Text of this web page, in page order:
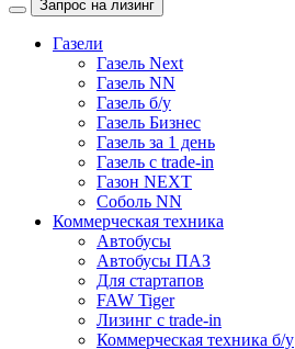
Запрос на лизинг
Газели
Газель Next
Газель NN
Газель б/у
Газель Бизнес
Газель за 1 день
Газель с trade-in
Газон NEXT
Соболь NN
Коммерческая техника
Автобусы
Автобусы ПАЗ
Для стартапов
FAW Tiger
Лизинг с trade-in
Коммерческая техника б/у